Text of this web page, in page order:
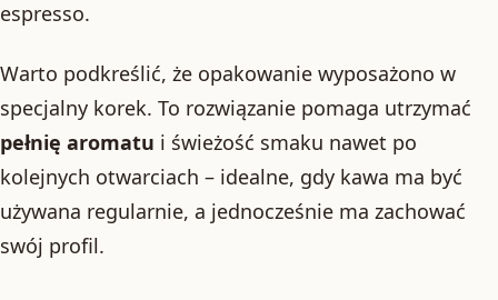
espresso.
Warto podkreślić, że opakowanie wyposażono w
specjalny korek. To rozwiązanie pomaga utrzymać
pełnię aromatu i świeżość smaku nawet po
kolejnych otwarciach – idealne, gdy kawa ma być
używana regularnie, a jednocześnie ma zachować
swój profil.